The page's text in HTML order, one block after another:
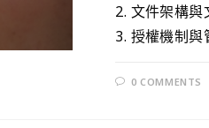
2. 文件架構與
3. 授權機制與
0 COMMENTS